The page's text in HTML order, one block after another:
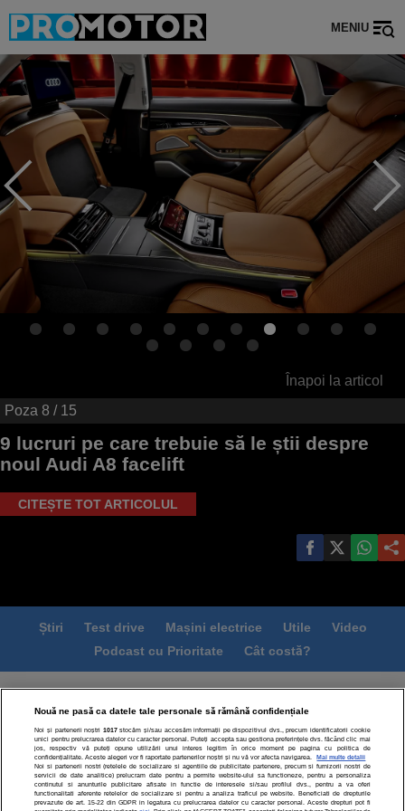
MENIU
Înapoi la articol
Poza 8 / 15
9 lucruri pe care trebuie să le știi despre
noul Audi A8 facelift
CITEȘTE TOT ARTICOLUL
Știri Test drive Mașini electrice Utile
Video
Podcast cu Prioritate
Cât costă?
Termeni si conditii
Politica de confidentialitate
Politica de cookies
Echipa editorială
Modifică Setările
Nouă ne pasă ca datele tale personale să rămână confidențiale
Noi și partenerii noștri 1017stocăm și/sau accesăm informații pe dispozitivul dvs., precum identificatorii cookie
unici pentru prelucrarea datelor cu caracter personal. Puteți accepta sau gestiona preferințele dvs. făcând clic mai
jos, respectiv vă puteți opune utilizării unui interes legitim în orice moment pe pagina cu politica de
confidențialitate. Aceste alegeri vor fi raportate partenerilor noștri și nu vă vor afecta navigarea.
Mai multe detalii
Noi si partenerii nostri (retelele de socializare si agentiile de publicitate partenere, precum si furnizorii nostri de
servicii de date analitice) prelucram date pentru a permite website-ului sa functioneze, pentru a personaliza
continutul si anunturile publicitare afisate in functie de interesele si/sau profilul dvs., pentru a va oferi
functionalitati aferente retelelor de socializare si pentru a analiza traficul pe website. Beneficiati de drepturile
prevazute de art. 15-22 din GDPR in legatura cu prelucrarea datelor cu caracter personal. Aceste drepturi pot fi